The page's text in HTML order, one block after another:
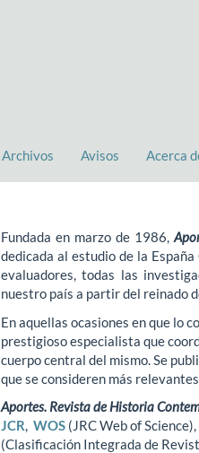
Archivos Avisos Acerca
Fundada en marzo de 1986,
dedicada al estudio de la
evaluadores, todas las
nuestro país a partir del reinado
En aquellas ocasiones en que lo
prestigioso especialista que
cuerpo central del mismo. Se
que se consideren más relevantes.
Aportes. Revista de Historia
JCR, WOS (JRC Web of Science),
(Clasificación Integrada de